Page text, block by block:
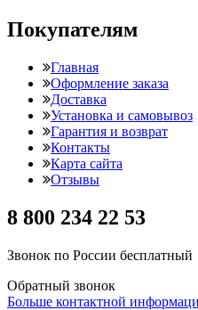
Покупателям
Главная
Оформление заказа
Доставка
Установка и самовывоз
Гарантия и возврат
Контакты
Карта сайта
Отзывы
8 800 234 22 53
Звонок по России бесплатный
Обратный звонок
Больше контактной